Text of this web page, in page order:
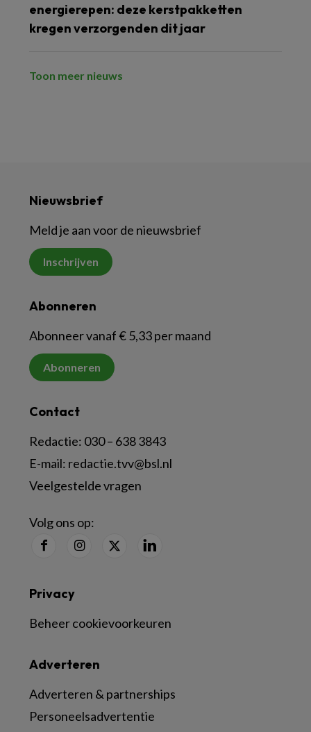
energierepen: deze kerstpakketten
kregen verzorgenden dit jaar
Toon meer nieuws
Nieuwsbrief
Meld je aan voor de nieuwsbrief
Inschrijven
Abonneren
Abonneer vanaf € 5,33 per maand
Abonneren
Contact
Redactie: 030 – 638 3843
E-mail: redactie.tvv@bsl.nl
Veelgestelde vragen
Volg ons op:
Adverteren
Adverteren & partnerships
Personeelsadvertentie
Privacy
Beheer cookievoorkeuren